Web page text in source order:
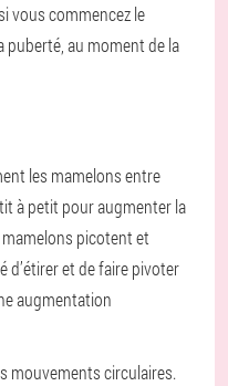
vous commencez le
puberté, au moment de la
les mamelons entre
à petit pour augmenter la
picotent et
d’étirer et de faire pivoter
augmentation
mouvements circulaires.